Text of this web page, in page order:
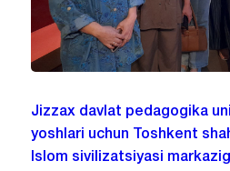
Jizzax davlat pedagogika
yoshlari uchun Toshkent
Islom sivilizatsiyasi